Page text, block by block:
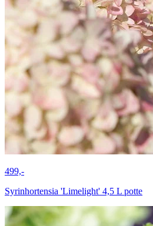
499,-
Syrinhortensia 'Limelight' 4,5 L potte